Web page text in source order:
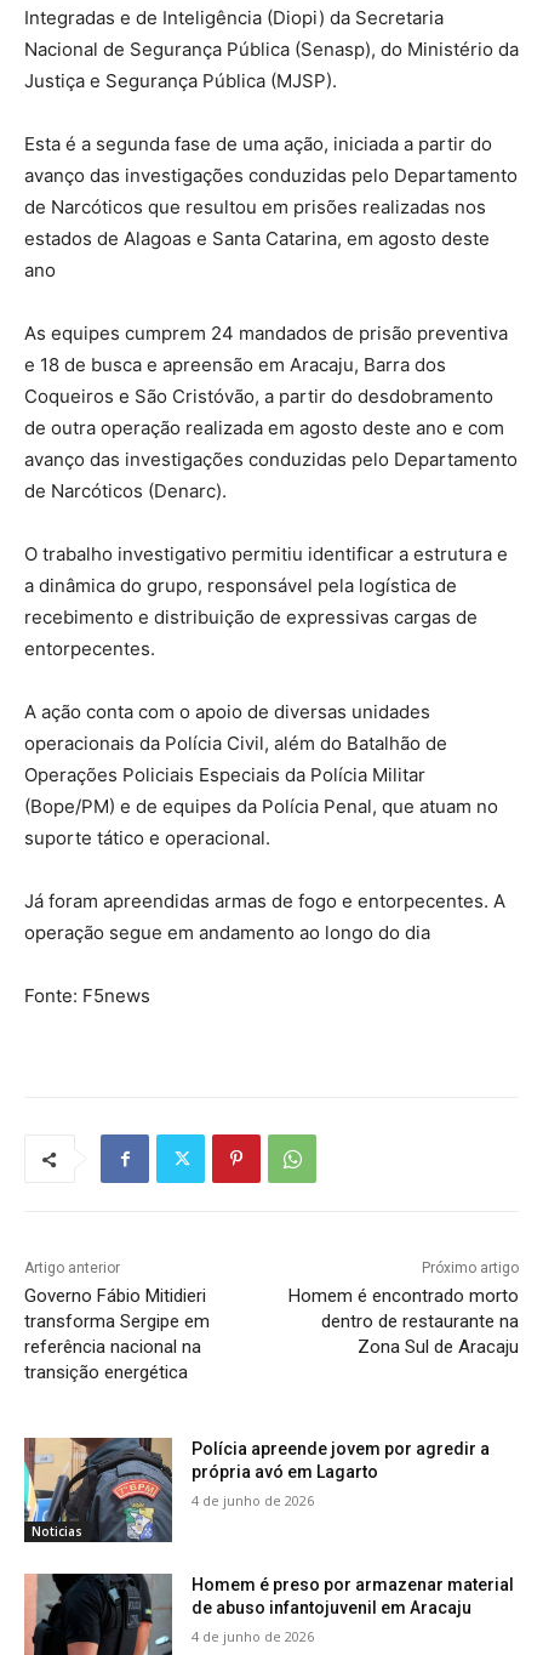
Integradas e de Inteligência (Diopi) da Secretaria
Nacional de Segurança Pública (Senasp), do Ministério da
Justiça e Segurança Pública (MJSP).
Esta é a segunda fase de uma ação, iniciada a partir do
avanço das investigações conduzidas pelo Departamento
de Narcóticos que resultou em prisões realizadas nos
estados de Alagoas e Santa Catarina, em agosto deste
ano
As equipes cumprem 24 mandados de prisão preventiva
e 18 de busca e apreensão em Aracaju, Barra dos
Coqueiros e São Cristóvão, a partir do desdobramento
de outra operação realizada em agosto deste ano e com
avanço das investigações conduzidas pelo Departamento
de Narcóticos (Denarc).
O trabalho investigativo permitiu identificar a estrutura e
a dinâmica do grupo, responsável pela logística de
recebimento e distribuição de expressivas cargas de
entorpecentes.
A ação conta com o apoio de diversas unidades
operacionais da Polícia Civil, além do Batalhão de
Operações Policiais Especiais da Polícia Militar
(Bope/PM) e de equipes da Polícia Penal, que atuam no
suporte tático e operacional.
Já foram apreendidas armas de fogo e entorpecentes. A
operação segue em andamento ao longo do dia
Fonte: F5news
Artigo anterior
Governo Fábio Mitidieri
transforma Sergipe em
referência nacional na
transição energética
Próximo artigo
Homem é encontrado morto
dentro de restaurante na
Zona Sul de Aracaju
Noticias
Polícia apreende jovem por agredir a
própria avó em Lagarto
4 de junho de 2026
Homem é preso por armazenar material
de abuso infantojuvenil em Aracaju
4 de junho de 2026